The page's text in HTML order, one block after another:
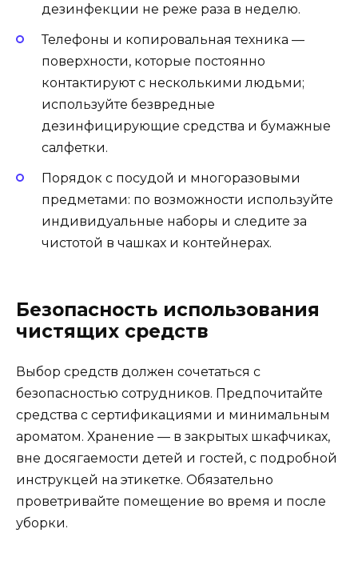
дезинфекции не реже раза в неделю.
Телефоны и копировальная техника —
поверхности, которые постоянно
контактируют с несколькими людьми;
используйте безвредные
дезинфицирующие средства и бумажные
салфетки.
Порядок с посудой и многоразовыми
предметами: по возможности используйте
индивидуальные наборы и следите за
чистотой в чашках и контейнерах.
Безопасность использования
чистящих средств
Выбор средств должен сочетаться с
безопасностью сотрудников. Предпочитайте
средства с сертификациями и минимальным
ароматом. Хранение — в закрытых шкафчиках,
вне досягаемости детей и гостей, с подробной
инструкцей на этикетке. Обязательно
проветривайте помещение во время и после
уборки.